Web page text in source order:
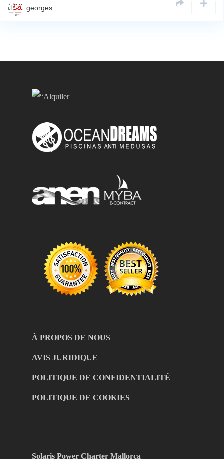
georges
À PROPOS DE NOUS
AVIS JURIDIQUE
POLITIQUE DE CONFIDENTIALITÉ
POLITIQUE DE COOKIES
Solaris Power Charter Mallorca